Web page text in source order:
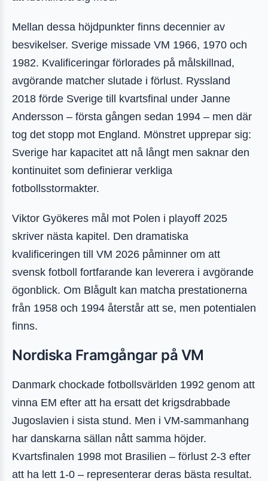
Mellan dessa höjdpunkter finns decennier av
besvikelser. Sverige missade VM 1966, 1970 och
1982. Kvalificeringar förlorades på målskillnad,
avgörande matcher slutade i förlust. Ryssland
2018 förde Sverige till kvartsfinal under Janne
Andersson – första gången sedan 1994 – men där
tog det stopp mot England. Mönstret upprepar sig:
Sverige har kapacitet att nå långt men saknar den
kontinuitet som definierar verkliga
fotbollsstormakter.
Viktor Gyökeres mål mot Polen i playoff 2025
skriver nästa kapitel. Den dramatiska
kvalificeringen till VM 2026 påminner om att
svensk fotboll fortfarande kan leverera i avgörande
ögonblick. Om Blågult kan matcha prestationerna
från 1958 och 1994 återstår att se, men potentialen
finns.
Nordiska Framgångar på VM
Danmark chockade fotbollsvärlden 1992 genom att
vinna EM efter att ha ersatt det krigsdrabbade
Jugoslavien i sista stund. Men i VM-sammanhang
har danskarna sällan nått samma höjder.
Kvartsfinalen 1998 mot Brasilien – förlust 2-3 efter
att ha lett 1-0 – representerar deras bästa resultat.